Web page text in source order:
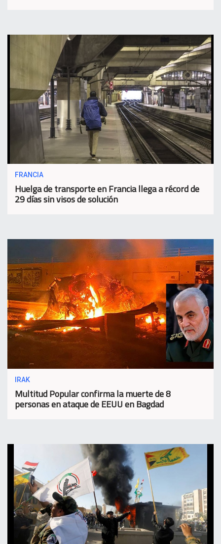
FRANCIA
Huelga de transporte en Francia llega a récord de
29 días sin visos de solución
IRAK
Multitud Popular confirma la muerte de 8
personas en ataque de EEUU en Bagdad